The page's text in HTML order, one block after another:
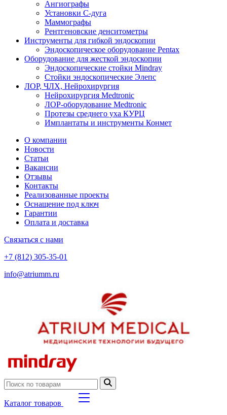
Ангиографы
Установки С-дуга
Маммографы
Рентгеновские денситометры
Инструменты для гибкой эндоскопии
Эндоскопическое оборудование Pentax
Оборудование для жесткой эндоскопии
Эндоскопические стойки Mindray
Стойки эндоскопические Элепс
ЛОР, ЧЛХ, Нейрохирургия
Нейрохирургия Medtronic
ЛОР-оборудование Medtronic
Протезы среднего уха КУРЦ
Имплантаты и инструменты Конмет
О компании
Новости
Статьи
Вакансии
Отзывы
Контакты
Реализованные проекты
Оснащение под ключ
Гарантии
Оплата и доставка
Связаться с нами
+7 (812) 305-35-01
info@atriumm.ru
Каталог товаров